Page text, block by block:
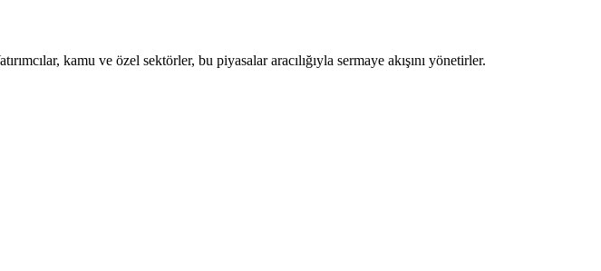
kamu ve özel sektörler, bu piyasalar aracılığıyla sermaye akışını yönetirler.